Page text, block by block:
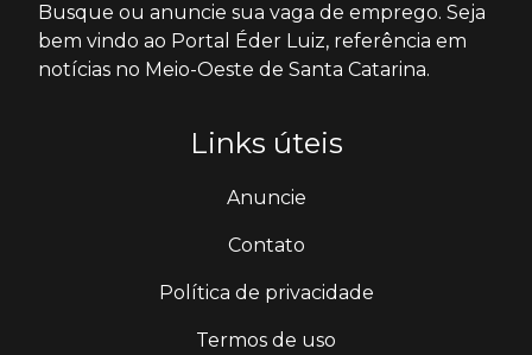
Busque ou anuncie sua vaga de emprego. Seja
bem vindo ao Portal Éder Luiz, referência em
notícias no Meio-Oeste de Santa Catarina.
Links úteis
Anuncie
Contato
Política de privacidade
Termos de uso